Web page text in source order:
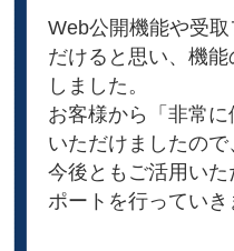
Web公開機能や受
だけると思い、機
しました。
お客様から「非常
いただけましたので
今後ともご活用い
ポートを行っていき